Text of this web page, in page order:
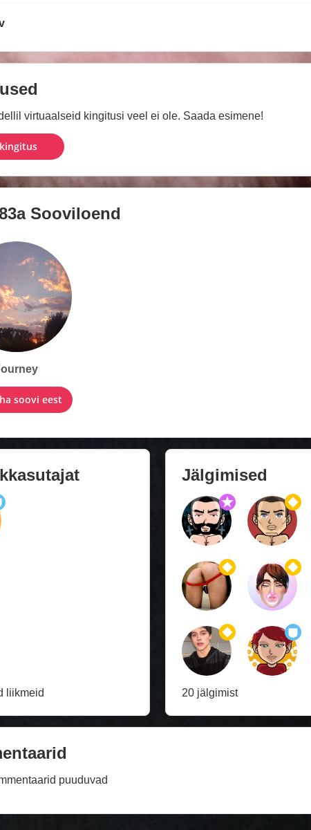
virtuaalseid kingitusi veel ei ole. Saada esimene!
Sooviloend
soovi eest
liikmeid
Jälgimised
20 jälgimist
puuduvad